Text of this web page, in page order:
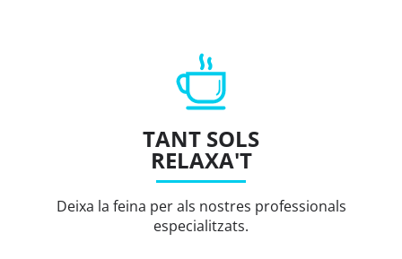
TANT SOLS
RELAXA'T
Deixa la feina per als nostres professionals
especialitzats.